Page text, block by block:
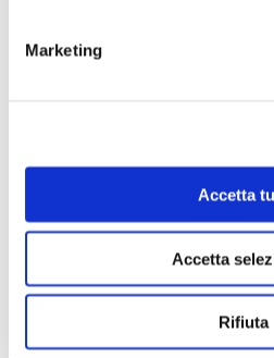
Marketing
Accetta
Accetta
Rifiuta